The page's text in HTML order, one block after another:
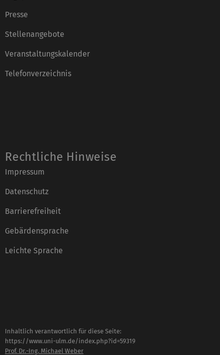
Presse
Stellenangebote
Veranstaltungskalender
Telefonverzeichnis
Rechtliche Hinweise
Impressum
Datenschutz
Barrierefreiheit
Gebärdensprache
Leichte Sprache
Inhaltlich verantwortlich für diese Seite:
https://www.uni-ulm.de/index.php?id=59319
Prof. Dr.-Ing. Michael Weber